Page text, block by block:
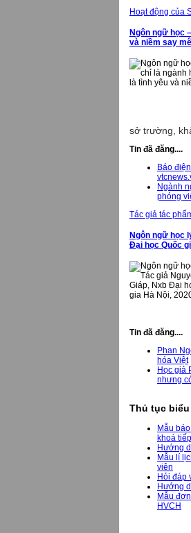
Hoạt động của
Ngôn ngữ học
và niềm say mê
sở trường,
Tin đã đăng....
Báo
Ngành
phóng
Tác giả tác
Ngôn ngữ học
Đại học Quốc
Tin đã đăng....
Phan
hóa Việt
Học giả
nhưng
Thủ tục biểu
Mẫu
khoá
Hướng
Mẫu lí
viên
Hỏi đáp
Hướng
Mẫu
HVCH